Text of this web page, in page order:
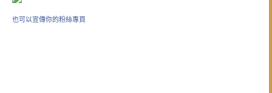
也可以宣傳你的粉絲專頁